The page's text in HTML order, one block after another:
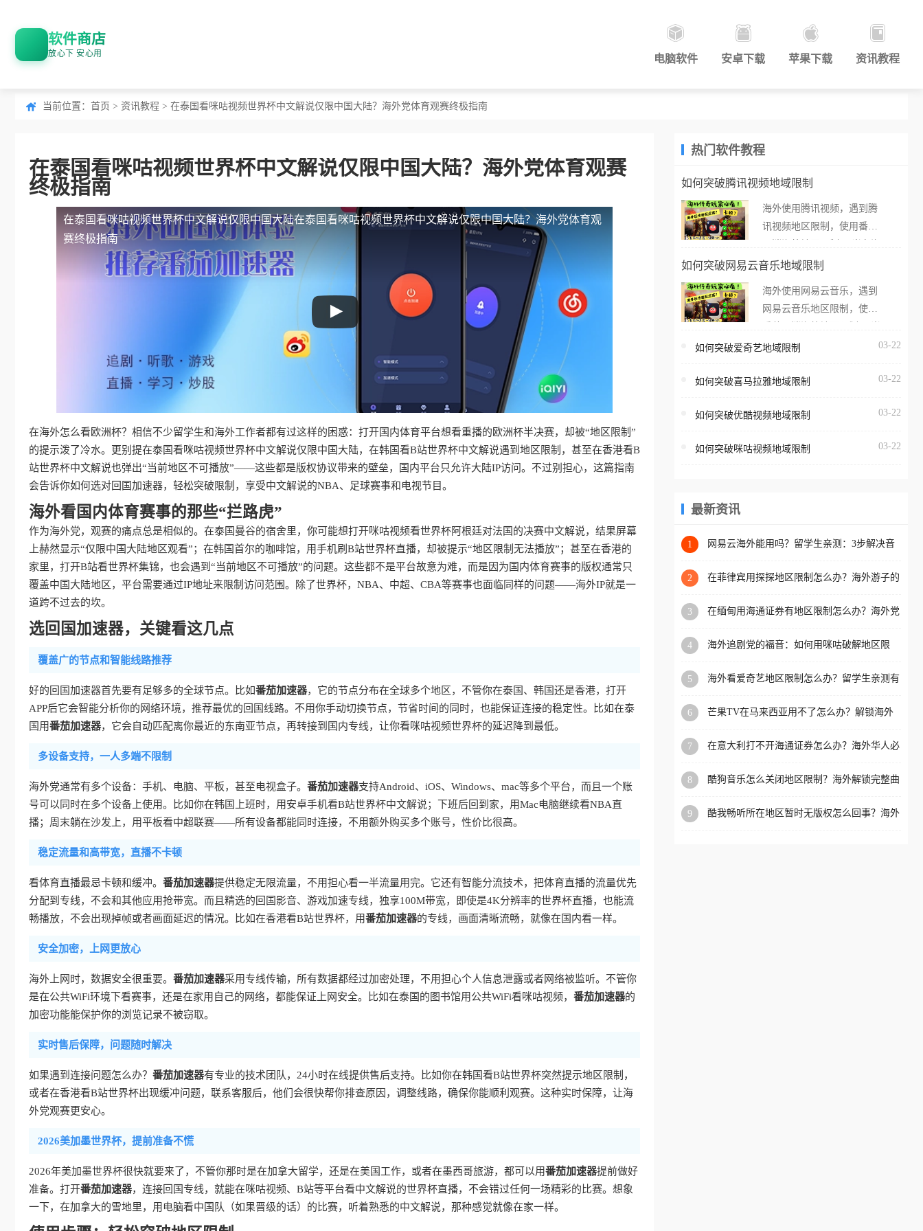
软件商店
放心下 安心用 电脑软件 安卓下载 苹果下载 资讯教程
当前位置： 首页 > 资讯教程 > 在泰国看咪咕视频世界杯中文解说仅限中国大陆？海外党体育观赛终极指南
在泰国看咪咕视频世界杯中文解说仅限中国大陆？海外党体育观赛
终极指南
在泰国看咪咕视频世界杯中文解说仅限中国大陆在泰国看咪咕视频世界杯中文解说仅限中国大陆？海外党体育观
赛终极指南
在海外怎么看欧洲杯？相信不少留学生和海外工作者都有过这样的困惑：打开国内体育平台想看重播的欧洲杯半决赛，却被“地区限制”
的提示泼了冷水。更别提在泰国看咪咕视频世界杯中文解说仅限中国大陆，在韩国看B站世界杯中文解说遇到地区限制，甚至在香港看B
站世界杯中文解说也弹出“当前地区不可播放”——这些都是版权协议带来的壁垒，国内平台只允许大陆IP访问。不过别担心，这篇指南
会告诉你如何选对回国加速器，轻松突破限制，享受中文解说的NBA、足球赛事和电视节目。
海外看国内体育赛事的那些“拦路虎”
作为海外党，观赛的痛点总是相似的。在泰国曼谷的宿舍里，你可能想打开咪咕视频看世界杯阿根廷对法国的决赛中文解说，结果屏幕
上赫然显示“仅限中国大陆地区观看”；在韩国首尔的咖啡馆，用手机刷B站世界杯直播，却被提示“地区限制无法播放”；甚至在香港的
家里，打开B站看世界杯集锦，也会遇到“当前地区不可播放”的问题。这些都不是平台故意为难，而是因为国内体育赛事的版权通常只
覆盖中国大陆地区，平台需要通过IP地址来限制访问范围。除了世界杯，NBA、中超、CBA等赛事也面临同样的问题——海外IP就是一
道跨不过去的坎。
选回国加速器，关键看这几点
覆盖广的节点和智能线路推荐
好的回国加速器首先要有足够多的全球节点。比如番茄加速器，它的节点分布在全球多个地区，不管你在泰国、韩国还是香港，打开
APP后它会智能分析你的网络环境，推荐最优的回国线路。不用你手动切换节点，节省时间的同时，也能保证连接的稳定性。比如在泰
国用番茄加速器，它会自动匹配离你最近的东南亚节点，再转接到国内专线，让你看咪咕视频世界杯的延迟降到最低。
多设备支持，一人多端不限制
海外党通常有多个设备：手机、电脑、平板，甚至电视盒子。 番茄加速器支持Android、iOS、Windows、mac等多个平台，而且一个账
号可以同时在多个设备上使用。比如你在韩国上班时，用安卓手机看B站世界杯中文解说；下班后回到家，用Mac电脑继续看NBA直
播；周末躺在沙发上，用平板看中超联赛——所有设备都能同时连接，不用额外购买多个账号，性价比很高。
稳定流量和高带宽，直播不卡顿
看体育直播最忌卡顿和缓冲。 番茄加速器提供稳定无限流量，不用担心看一半流量用完。它还有智能分流技术，把体育直播的流量优先
分配到专线，不会和其他应用抢带宽。而且精选的回国影音、游戏加速专线，独享100M带宽，即使是4K分辨率的世界杯直播，也能流
畅播放，不会出现掉帧或者画面延迟的情况。比如在香港看B站世界杯，用番茄加速器的专线，画面清晰流畅，就像在国内看一样。
安全加密，上网更放心
海外上网时，数据安全很重要。 番茄加速器采用专线传输，所有数据都经过加密处理，不用担心个人信息泄露或者网络被监听。不管你
是在公共WiFi环境下看赛事，还是在家用自己的网络，都能保证上网安全。比如在泰国的图书馆用公共WiFi看咪咕视频， 番茄加速器的
加密功能能保护你的浏览记录不被窃取。
实时售后保障，问题随时解决
如果遇到连接问题怎么办？ 番茄加速器有专业的技术团队，24小时在线提供售后支持。比如你在韩国看B站世界杯突然提示地区限制，
或者在香港看B站世界杯出现缓冲问题，联系客服后，他们会很快帮你排查原因，调整线路，确保你能顺利观赛。这种实时保障，让海
外党观赛更安心。
2026美加墨世界杯，提前准备不慌
2026年美加墨世界杯很快就要来了，不管你那时是在加拿大留学，还是在美国工作，或者在墨西哥旅游，都可以用番茄加速器提前做好
准备。打开番茄加速器，连接回国专线，就能在咪咕视频、B站等平台看中文解说的世界杯直播，不会错过任何一场精彩的比赛。想象
一下，在加拿大的雪地里，用电脑看中国队（如果晋级的话）的比赛，听着熟悉的中文解说，那种感觉就像在家一样。
热门软件教程
如何突破腾讯视频地域限制
海外使用腾讯视频，遇到腾
讯视频地区限制，使用番茄
外打开腾讯视频，却突然弹
地区无法播放”的提示语。
海外用户如香港、澳门、台
亚、欧洲等国家和地区时，
台一样，出现地区及版权限
地区播放。 遇到这个问题的
区工作、留学、定居等，都
权限制所困扰。
如何突破网易云音乐地域限制
海外使用网易云音乐，遇到
网易云音乐地区限制，使用
在海外打开网易云音乐，却
所在的地区无法播放”的提示
门、台湾、美国、加拿大、
区时，网易云音乐也会像其
回国加速器，即可解决「海
版权限制」的问题，无论人
国、加拿大、澳大利亚、欧
学、定居等，都可以使用，
扰。
如何突破爱奇艺地域限制 03-22
如何突破喜马拉雅地域限制 03-22
如何突破优酷视频地域限制 03-22
如何突破咪咕视频地域限制 03-22
最新资讯
1
网易云海外能用吗？留学生亲测：3步解决音
2
在菲律宾用探探地区限制怎么办？海外游子的
3
在缅甸用海通证券有地区限制怎么办？海外党
4
海外追剧党的福音：如何用咪咕破解地区限
5
海外看爱奇艺地区限制怎么办？留学生亲测有
6
芒果TV在马来西亚用不了怎么办？解锁海外
7
在意大利打不开海通证券怎么办？海外华人必
8
酷狗音乐怎么关闭地区限制？海外解锁完整曲
9
酷我畅听所在地区暂时无版权怎么回事？海外